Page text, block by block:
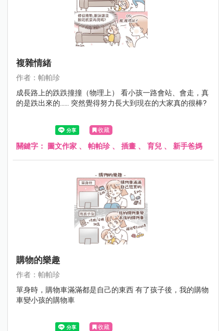
複雜情緒
作者：帕帕珍
成長路上的跌跌撞撞（物理上） 看小孩一路會站、會走，真
的是跌出來的...... 突然覺得努力長大到現在的大家真的很棒?
收藏
關鍵字： 圖文作家 、 帕帕珍、 插畫 、 育兒 、 新手爸媽
購物的樂趣
作者：帕帕珍
單身時，購物車滿滿都是自己的東西 有了孩子後，我的購物
車變小孩的購物車
收藏